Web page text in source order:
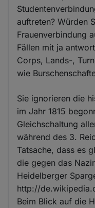
auftreten? Würden
Frauenverbindung
Fällen mit ja
Corps, Lands-,
wie
Sie ignorieren die
im Jahr 1815
Gleichschaltung
während des 3.
Tatsache, dass es
die gegen das
Heidelberger
http://
Beim Blick auf die